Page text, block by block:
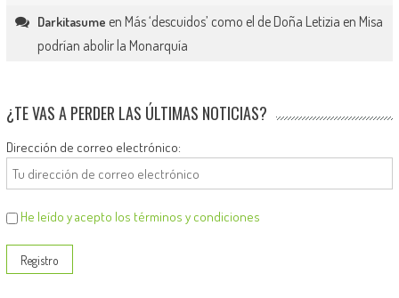
Darkitasume en Más ‘descuidos’ como el de Doña Letizia en Misa
podrían abolir la Monarquía
¿TE VAS A PERDER LAS ÚLTIMAS NOTICIAS?
Dirección de correo electrónico:
He leído y acepto los términos y condiciones